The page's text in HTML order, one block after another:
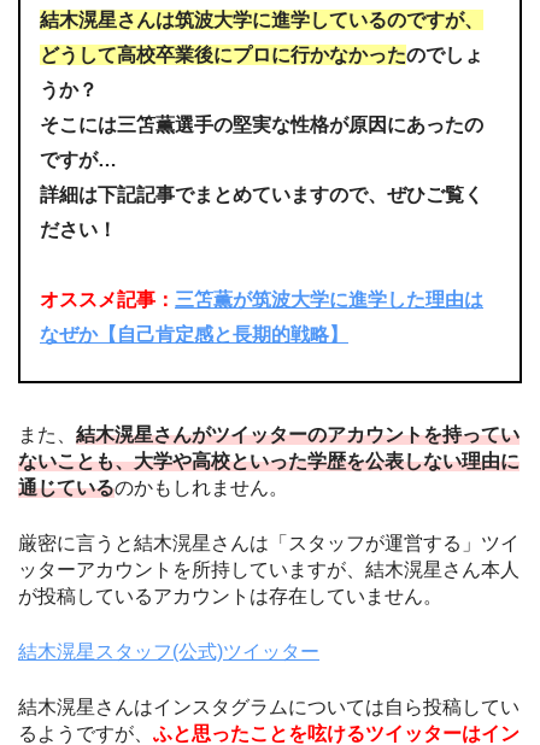
結木滉星さんは筑波大学に進学しているのですが、
どうして高校卒業後にプロに行かなかったのでしょ
うか？
そこには三笘薫選手の堅実な性格が原因にあったの
ですが…
詳細は下記記事でまとめていますので、ぜひご覧く
ださい！
オススメ記事： 三笘薫が筑波大学に進学した理由は
なぜか【自己肯定感と長期的戦略】
また、 結木滉星さんがツイッターのアカウントを持ってい
ないことも、大学や高校といった学歴を公表しない理由に
通じているのかもしれません。
厳密に言うと結木滉星さんは「スタッフが運営する」ツイ
ッターアカウントを所持していますが、結木滉星さん本人
が投稿しているアカウントは存在していません。
結木滉星スタッフ(公式)ツイッター
結木滉星さんはインスタグラムについては自ら投稿してい
るようですが、 ふと思ったことを呟けるツイッターはイン